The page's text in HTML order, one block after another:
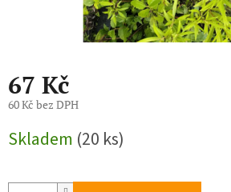
67 Kč
60 Kč bez DPH
cena:
Skladem (20 ks)